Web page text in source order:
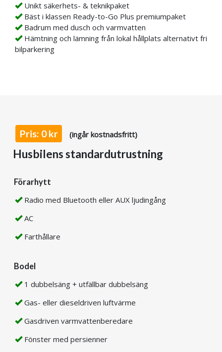
Unikt säkerhets- & teknikpaket
Bäst i klassen Ready-to-Go Plus premiumpaket
Badrum med dusch och varmvatten
Hämtning och lämning från lokal hållplats alternativt fri
bilparkering
Pris: 0 kr (ingår kostnadsfritt)
Husbilens standardutrustning
Förarhytt
Radio med Bluetooth eller AUX ljudingång
AC
Farthållare
Bodel
1 dubbelsäng + utfällbar dubbelsäng
Gas- eller dieseldriven luftvärme
Gasdriven varmvattenberedare
Fönster med persienner